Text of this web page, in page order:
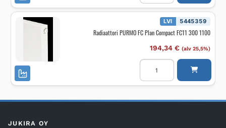
Plan
Compact
2000
LVI 5445359
Radiaattori PURMO FC Plan Compact FC11 300 1100
194,34 € (alv 25,5%)
Radiaattori
PURMO
Plan
300
JUKIRA OY